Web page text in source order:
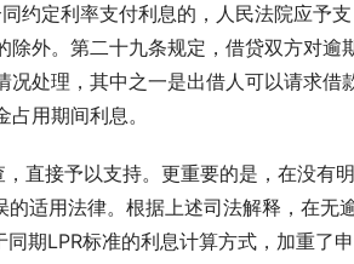
约定利率支付利息的，人民法院应予支
外。第二十九条规定，借贷双方对逾
处理，其中之一是出借人可以请求借
用期间利息。
直接予以支持。更重要的是，在没有
适用法律。根据上述司法解释，在无
期LPR标准的利息计算方式，加重了